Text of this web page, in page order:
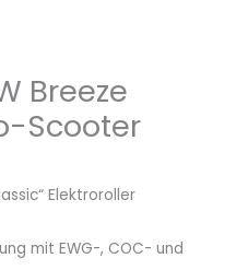
Breeze
Scooter
Elektroroller
mit EWG-, COC- und